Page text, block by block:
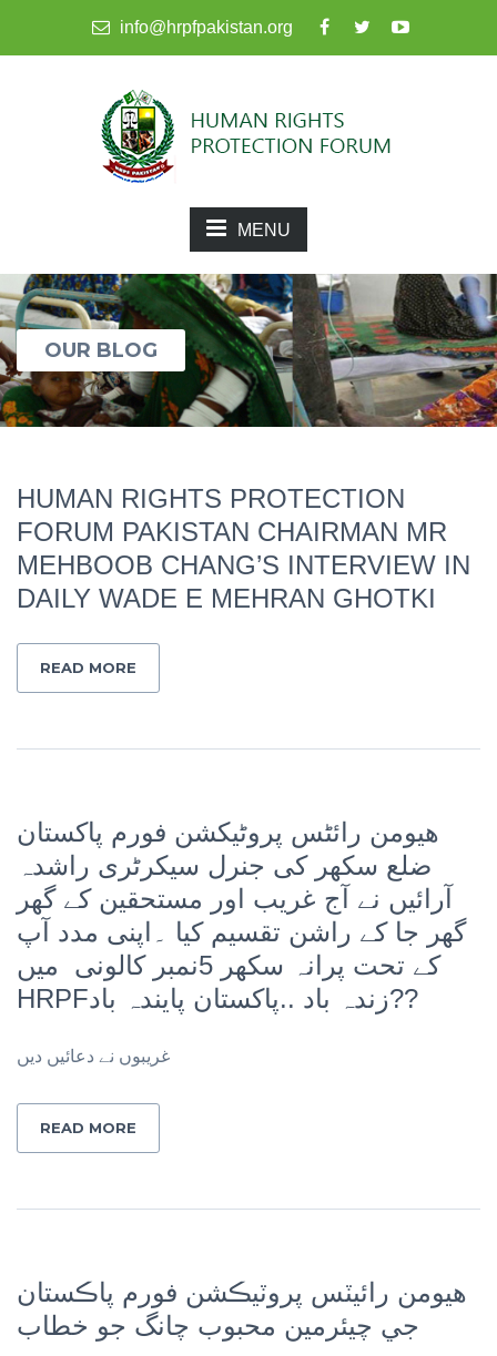
info@hrpfpakistan.org
MENU
OUR BLOG
HUMAN RIGHTS PROTECTION
FORUM PAKISTAN CHAIRMAN MR
MEHBOOB CHANG’S INTERVIEW IN
DAILY WADE E MEHRAN GHOTKI
READ MORE
ھیومن رائٹس پروٹیکشن فورم پاکستان
ضلع سکھر کی جنرل سیکرٹری راشدہ
آرائیں نے آج غریب اور مستحقین کے گھر
گھر جا کے راشن تقسیم کیا ۔اپنی مدد آپ
کے تحت پرانہ سکھر 5نمبر کالونی میں
HRPFزندہ باد ..پاکستان پایندہ باد??
غریبوں نے دعائیں دیں
READ MORE
ھيومن رائيٽس پروٽيڪشن فورم پاڪستان
جي چيئرمين محبوب چانگ جو خطاب